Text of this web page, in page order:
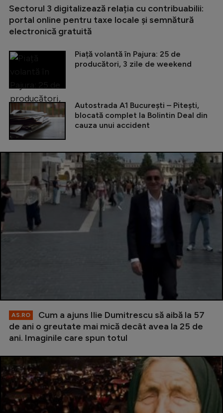
Sectorul 3 digitalizează relația cu contribuabilii:
portal online pentru taxe locale și semnătură
electronică gratuită
Piață volantă în Pajura: 25 de
producători, 3 zile de weekend
Autostrada A1 București – Pitești,
blocată complet la Bolintin Deal din
cauza unui accident
AS.RO
Cum a ajuns Ilie Dumitrescu să aibă la 57
de ani o greutate mai mică decât avea la 25 de
ani. Imaginile care spun totul